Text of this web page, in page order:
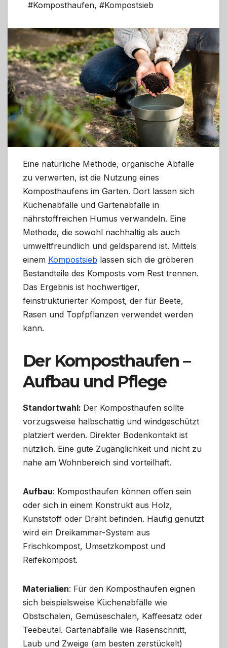
#Komposthaufen, #Kompostsieb
Eine natürliche Methode, organische Abfälle
zu verwerten, ist die Nutzung eines
Komposthaufens im Garten. Dort lassen sich
Küchenabfälle und Gartenabfälle in
nährstoffreichen Humus verwandeln. Eine
Methode, die sowohl nachhaltig als auch
umweltfreundlich und geldsparend ist. Mittels
einem Kompostsieb lassen sich die gröberen
Bestandteile des Komposts vom Rest trennen.
Das Ergebnis ist hochwertiger,
feinstrukturierter Kompost, der für Beete,
Rasen und Topfpflanzen verwendet werden
kann.
Der Komposthaufen –
Aufbau und Pflege
Standortwahl: Der Komposthaufen sollte
vorzugsweise halbschattig und windgeschützt
platziert werden. Direkter Bodenkontakt ist
nützlich. Eine gute Zugänglichkeit und nicht zu
nahe am Wohnbereich sind vorteilhaft.
Aufbau: Komposthaufen können offen sein
oder sich in einem Konstrukt aus Holz,
Kunststoff oder Draht befinden. Häufig genutzt
wird ein Dreikammer-System aus
Frischkompost, Umsetzkompost und
Reifekompost.
Materialien: Für den Komposthaufen eignen
sich beispielsweise Küchenabfälle wie
Obstschalen, Gemüseschalen, Kaffeesatz oder
Teebeutel. Gartenabfälle wie Rasenschnitt,
Laub und Zweige (am besten zerstückelt)